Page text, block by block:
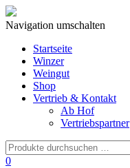
Navigation umschalten
Startseite
Winzer
Weingut
Shop
Vertrieb & Kontakt
Ab Hof
Vertriebspartner
0